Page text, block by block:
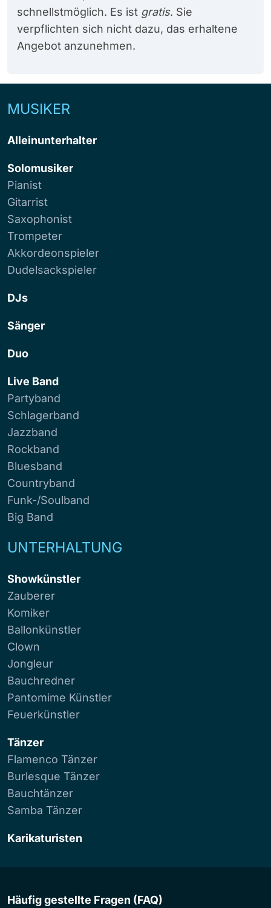
schnellstmöglich. Es ist gratis. Sie
verpflichten sich nicht dazu, das erhaltene
Angebot anzunehmen.
MUSIKER
Alleinunterhalter
Solomusiker
Pianist
Gitarrist
Saxophonist
Trompeter
Akkordeonspieler
Dudelsackspieler
DJs
Sänger
Duo
Live Band
Partyband
Schlagerband
Jazzband
Rockband
Bluesband
Countryband
Funk-/Soulband
Big Band
UNTERHALTUNG
Showkünstler
Zauberer
Komiker
Ballonkünstler
Clown
Jongleur
Bauchredner
Pantomime Künstler
Feuerkünstler
Tänzer
Flamenco Tänzer
Burlesque Tänzer
Bauchtänzer
Samba Tänzer
Karikaturisten
Häufig gestellte Fragen (FAQ)